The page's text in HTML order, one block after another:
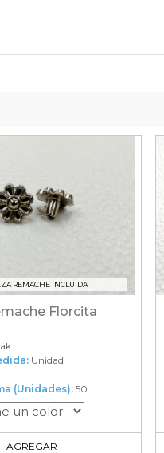
REMACHE INCLUIDA
Florcita
Unidad
(Unidades): 50
AGREGAR
en el carrito